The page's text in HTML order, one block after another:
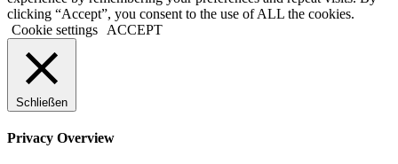
clicking “Accept”, you consent to the use of ALL the cookies.
Cookie settings
ACCEPT
Schließen
Privacy Overview